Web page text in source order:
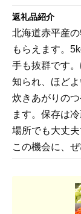
返礼品紹介
北海道赤平産
もらえます。
手も抜群です
知られ、ほど
炊きあがりの
ます。保存は
場所でも大丈
この機会に、